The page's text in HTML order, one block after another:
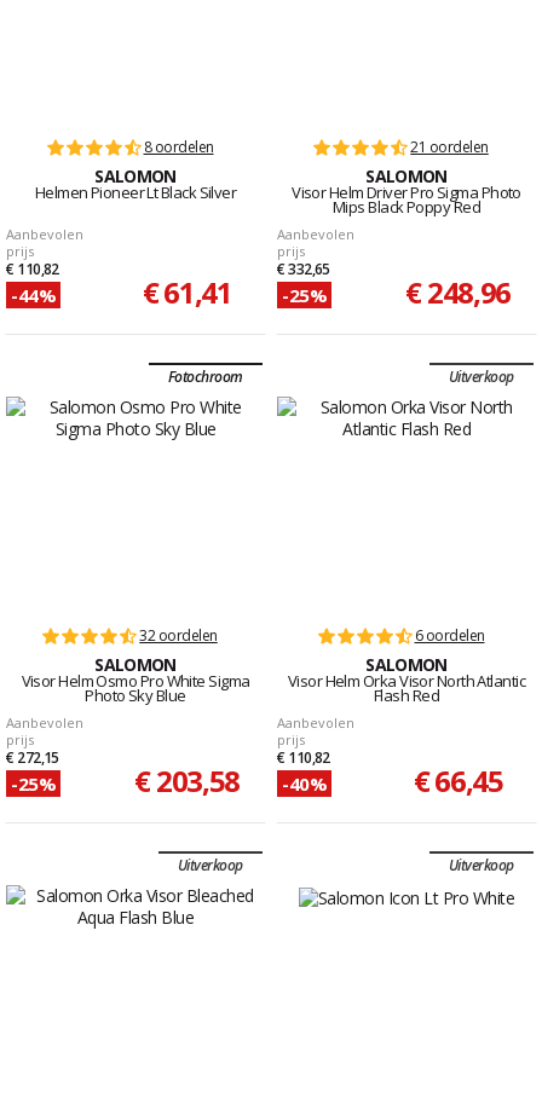
8 oordelen
SALOMON
Helmen Pioneer Lt Black Silver
Aanbevolen
prijs
€ 110,82
-44% € 61,41
21 oordelen
SALOMON
Visor Helm Driver Pro Sigma Photo
Mips Black Poppy Red
Aanbevolen
prijs
€ 332,65
-25% € 248,96
Fotochroom
32 oordelen
SALOMON
Visor Helm Osmo Pro White Sigma
Photo Sky Blue
Aanbevolen
prijs
€ 272,15
-25% € 203,58
Uitverkoop
6 oordelen
SALOMON
Visor Helm Orka Visor North Atlantic
Flash Red
Aanbevolen
prijs
€ 110,82
-40% € 66,45
Uitverkoop Uitverkoop